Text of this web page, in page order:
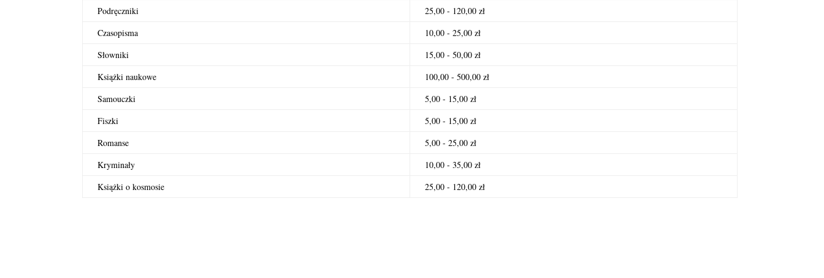
Podręczniki
25,00 - 120,00 zł
Czasopisma
10,00 - 25,00 zł
Słowniki
15,00 - 50,00 zł
Książki naukowe
100,00 - 500,00 zł
Samouczki
5,00 - 15,00 zł
Fiszki
5,00 - 15,00 zł
Romanse
5,00 - 25,00 zł
Kryminały
10,00 - 35,00 zł
Książki o kosmosie
25,00 - 120,00 zł